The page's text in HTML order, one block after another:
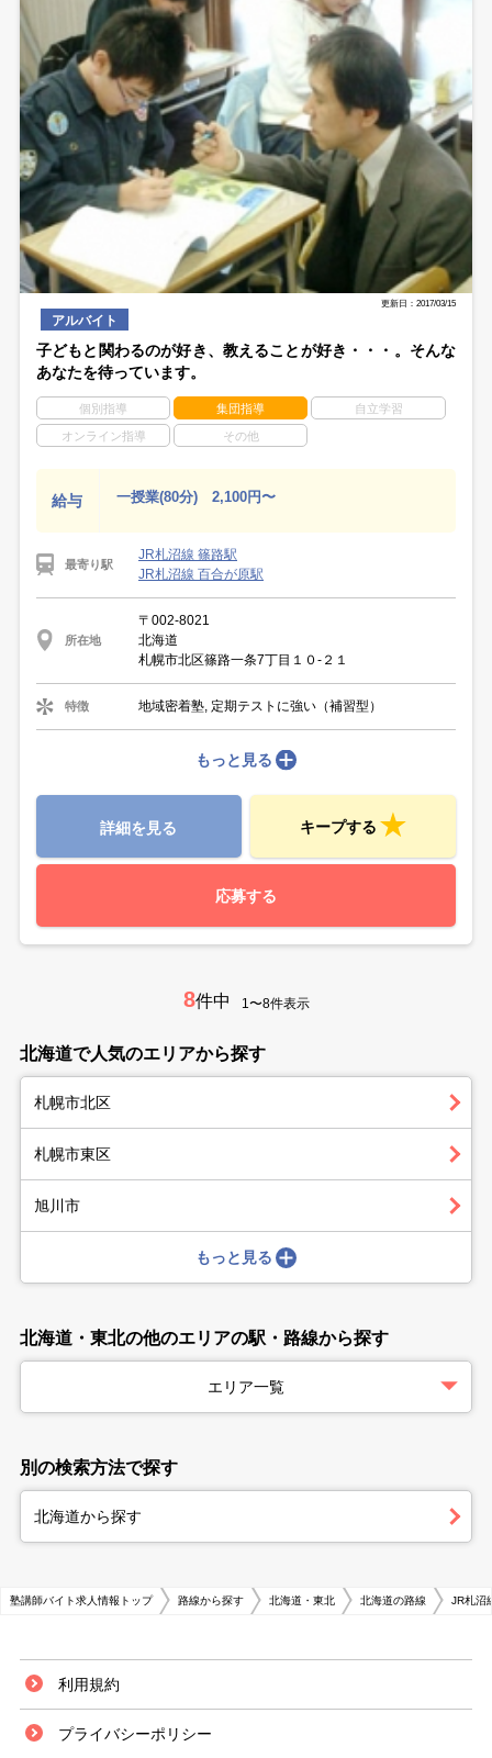
更新日：2017/03/15
アルバイト
子どもと関わるのが好き、教えることが好き・・・。そんな
あなたを待っています。
個別指導 集団指導 自立学習
オンライン指導 その他
給与 一授業(80分) 2,100円〜
最寄り駅
JR札沼線 篠路駅
JR札沼線 百合が原駅
所在地
〒002-8021
北海道
札幌市北区篠路一条7丁目１０-２１
特徴 地域密着塾, 定期テストに強い（補習型）
もっと見る
詳細を見る キープする
応募する
8件中 1〜8件表示
北海道で人気のエリアから探す
札幌市北区
札幌市東区
旭川市
もっと見る
北海道・東北の他のエリアの駅・路線から探す
エリア一覧
別の検索方法で探す
北海道から探す
塾講師バイト求人情報トップ 路線から探す 北海道・東北 北海道の路線 JR札沼
利用規約
プライバシーポリシー